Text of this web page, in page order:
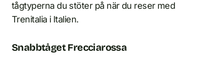
tågtyperna du stöter på när du reser med
Trenitalia i Italien.
Snabbtåget Frecciarossa